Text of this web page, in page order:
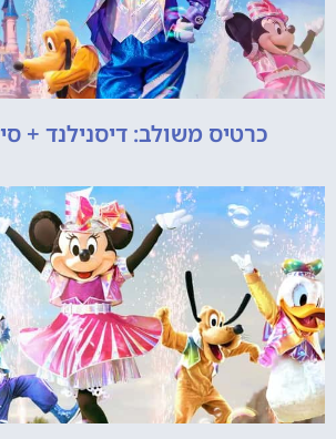
כרטיס משולב: דיסנילנד + סי